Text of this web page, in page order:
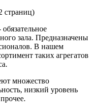
страниц)
зала. Предназначены
В нашем
таких агрегатов
множество
низкий уровень